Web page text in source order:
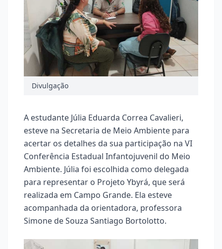
Divulgação
A estudante Júlia Eduarda Correa Cavalieri,
esteve na Secretaria de Meio Ambiente para
acertar os detalhes da sua participação na VI
Conferência Estadual Infantojuvenil do Meio
Ambiente. Júlia foi escolhida como delegada
para representar o Projeto Ybyrá, que será
realizada em Campo Grande. Ela esteve
acompanhada da orientadora, professora
Simone de Souza Santiago Bortolotto.